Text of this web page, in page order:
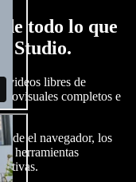
todo lo que
Studio.
videos libres de
completos e
el navegador, los
herramientas